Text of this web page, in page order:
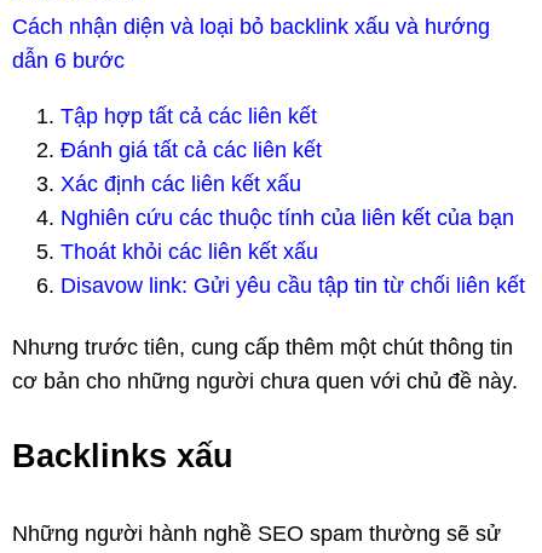
Cách nhận diện và loại bỏ backlink xấu và hướng
dẫn 6 bước
Tập hợp tất cả các liên kết
Đánh giá tất cả các liên kết
Xác định các liên kết xấu
Nghiên cứu các thuộc tính của liên kết của bạn
Thoát khỏi các liên kết xấu
Disavow link: Gửi yêu cầu tập tin từ chối liên kết
Nhưng trước tiên, cung cấp thêm một chút thông tin
cơ bản cho những người chưa quen với chủ đề này.
Backlinks xấu
Những người hành nghề SEO spam thường sẽ sử